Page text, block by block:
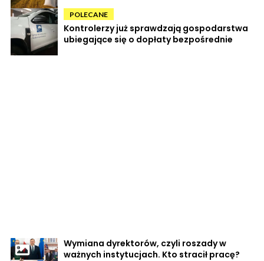
POLECANE
Kontrolerzy już sprawdzają gospodarstwa
ubiegające się o dopłaty bezpośrednie
Wymiana dyrektorów, czyli roszady w
ważnych instytucjach. Kto stracił pracę?